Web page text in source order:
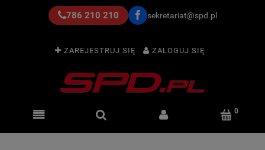
786 210 210 sekretariat@spd.pl
ZAREJESTRUJ SIĘ ZALOGUJ SIĘ